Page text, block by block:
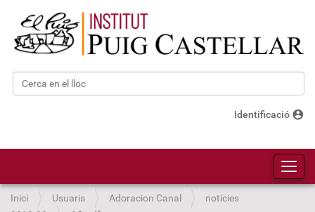
Cerca
Identificació account_circle
Inici Usuaris Adoracion Canal
notícies